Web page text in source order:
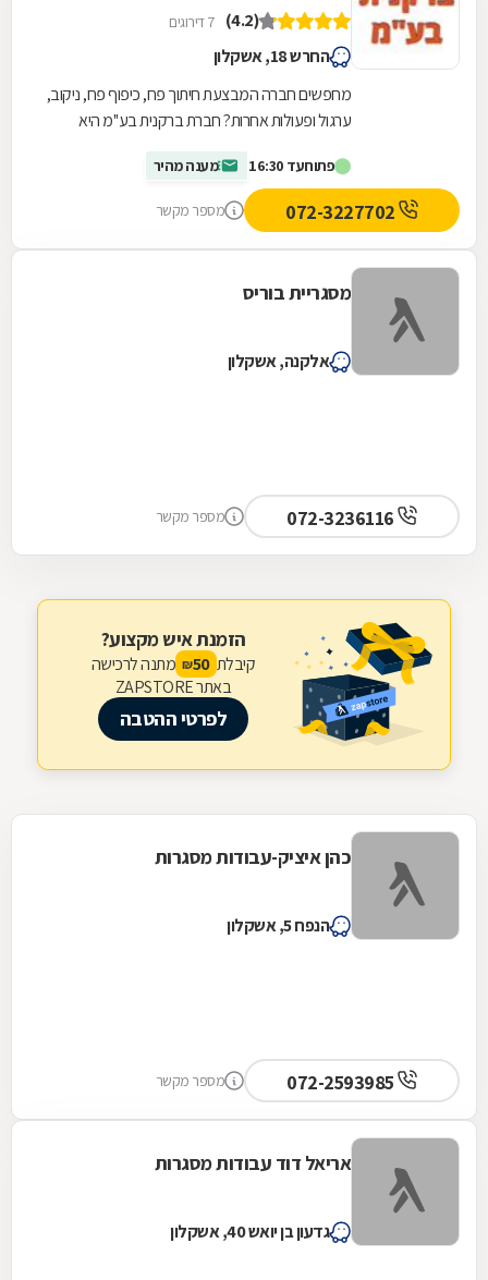
(4.2) 7 דירוגים
החרש 18, אשקלון
מחפשים חברה המבצעת חיתוך פח, כיפוף פח, ניקוב,
ערגול ופעולות אחרות? חברת ברקנית בע''מ היא
אלבז...
פתוחעד 16:30 מענה מהיר
מספר מקשר
מסגריית בוריס
אלקנה, אשקלון
מספר מקשר
הזמנת איש מקצוע?
קיבלת 50
₪ מתנה לרכישה
באתר ZAPSTORE
לפרטי ההטבה
כהן איציק-עבודות מסגרות
הנפח 5, אשקלון
מספר מקשר
אריאל דוד עבודות מסגרות
גדעון בן יואש 40, אשקלון